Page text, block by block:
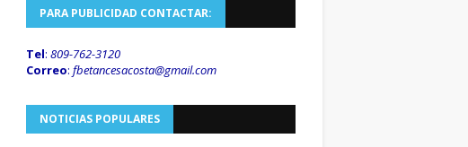
PARA PUBLICIDAD CONTACTAR:
Tel: 809-762-3120
Correo: fbetancesacosta@gmail.com
NOTICIAS POPULARES